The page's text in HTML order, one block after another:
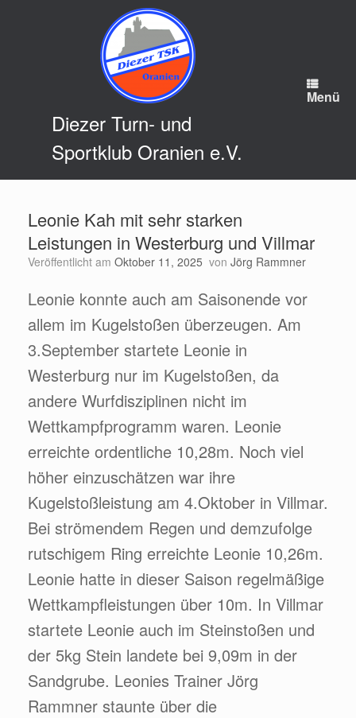
Diezer Turn- und
Sportklub Oranien e.V.
Menü
Leonie Kah mit sehr starken
Leistungen in Westerburg und Villmar
Veröffentlicht am Oktober 11, 2025 von Jörg Rammner
Leonie konnte auch am Saisonende vor
allem im Kugelstoßen überzeugen. Am
3.September startete Leonie in
Westerburg nur im Kugelstoßen, da
andere Wurfdisziplinen nicht im
Wettkampfprogramm waren. Leonie
erreichte ordentliche 10,28m. Noch viel
höher einzuschätzen war ihre
Kugelstoßleistung am 4.Oktober in Villmar.
Bei strömendem Regen und demzufolge
rutschigem Ring erreichte Leonie 10,26m.
Leonie hatte in dieser Saison regelmäßige
Wettkampfleistungen über 10m. In Villmar
startete Leonie auch im Steinstoßen und
der 5kg Stein landete bei 9,09m in der
Sandgrube. Leonies Trainer Jörg
Rammner staunte über die